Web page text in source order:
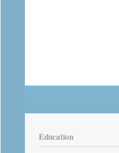
Éducation